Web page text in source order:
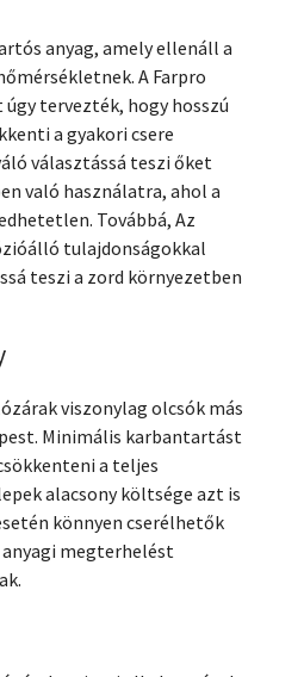
anyag, amely ellenáll a
A Farpro
tervezték, hogy hosszú
a gyakori csere
választássá teszi őket
való használatra, ahol a
Továbbá, Az
tulajdonságokkal
teszi a zord környezetben
viszonylag olcsók más
Minimális karbantartást
a teljes
alacsony költsége azt is
könnyen cserélhetők
megterhelést